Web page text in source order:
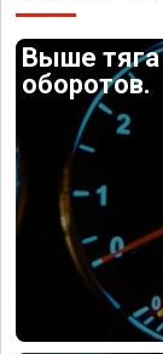
Выше тяга
оборотов.